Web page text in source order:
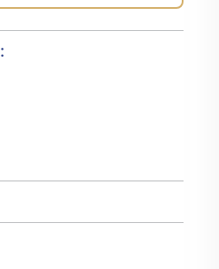
براساس وعده غذایی: